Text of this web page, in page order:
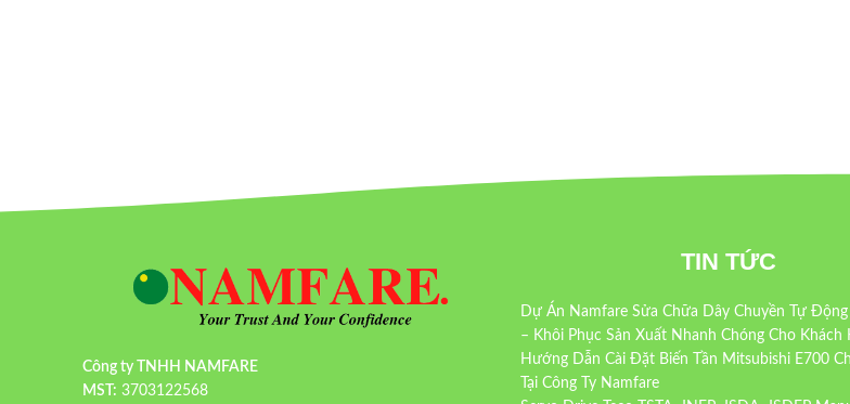
Công ty TNHH NAMFARE
MST: 3703122568
TIN TỨC
Dự Án Namfare Sửa Chữa Dây Chuyền Tự
– Khôi Phục Sản Xuất Nhanh Chóng Cho Khách
Hướng Dẫn Cài Đặt Biến Tần Mitsubishi E700
Tại Công Ty Namfare